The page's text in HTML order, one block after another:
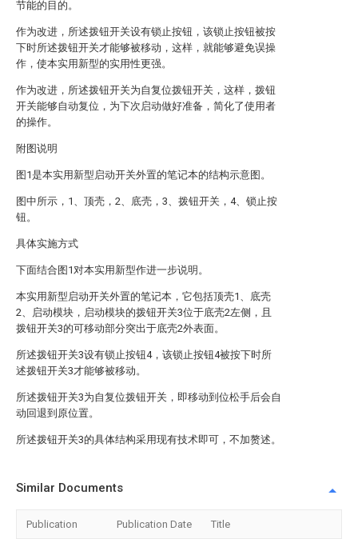
节能的目的。
作为改进，所述拨钮开关设有锁止按钮，该锁止按钮被按
下时所述拨钮开关才能够被移动，这样，就能够避免误操
作，使本实用新型的实用性更强。
作为改进，所述拨钮开关为自复位拨钮开关，这样，拨钮
开关能够自动复位，为下次启动做好准备，简化了使用者
的操作。
附图说明
图1是本实用新型启动开关外置的笔记本的结构示意图。
图中所示，1、顶壳，2、底壳，3、拨钮开关，4、锁止按
钮。
具体实施方式
下面结合图1对本实用新型作进一步说明。
本实用新型启动开关外置的笔记本，它包括顶壳1、底壳
2、启动模块，启动模块的拨钮开关3位于底壳2左侧，且
拨钮开关3的可移动部分突出于底壳2外表面。
所述拨钮开关3设有锁止按钮4，该锁止按钮4被按下时所
述拨钮开关3才能够被移动。
所述拨钮开关3为自复位拨钮开关，即移动到位松手后会自
动回退到原位置。
所述拨钮开关3的具体结构采用现有技术即可，不加赘述。
Similar Documents
Publication Publication Date Title